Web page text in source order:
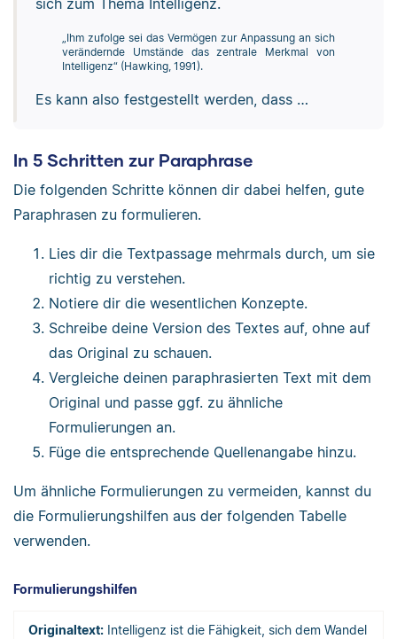
„Ihm zufolge sei das Vermögen zur Anpassung an sich
verändernde Umstände das zentrale Merkmal von
Intelligenz“ (Hawking, 1991).
Es kann also festgestellt werden, dass …
In 5 Schritten zur Paraphrase
Die folgenden Schritte können dir dabei helfen, gute
Paraphrasen zu formulieren.
Lies dir die Textpassage mehrmals durch, um sie
richtig zu verstehen.
Notiere dir die wesentlichen Konzepte.
Schreibe deine Version des Textes auf, ohne auf
das Original zu schauen.
Vergleiche deinen paraphrasierten Text mit dem
Original und passe ggf. zu ähnliche
Formulierungen an.
Füge die entsprechende Quellenangabe hinzu.
Um ähnliche Formulierungen zu vermeiden, kannst du
die Formulierungshilfen aus der folgenden Tabelle
verwenden.
Formulierungshilfen
Originaltext: Intelligenz ist die Fähigkeit, sich dem Wandel